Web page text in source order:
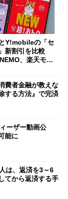
Y!mobileの「セ
新割引を比較
、楽天モバ
費者金融が教えな
する方法』で完済
ーザー動画公
能に
は、返済を3～6
てから返済する手